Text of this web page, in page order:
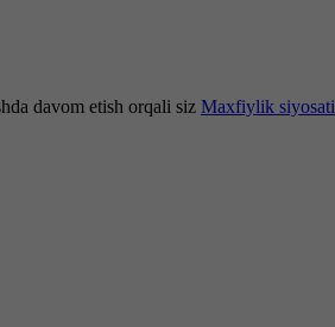
davom etish orqali siz Maxfiylik siyosati